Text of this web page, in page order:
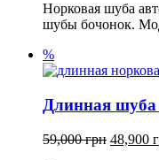
Норковая шуба
шубы бочонок.
%
Длинная
59,000грн 48,900